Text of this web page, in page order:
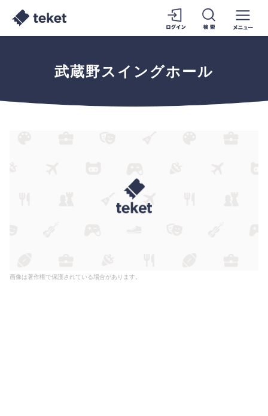
武蔵野スイングホール
画像は著作権で保護されている場合があります。